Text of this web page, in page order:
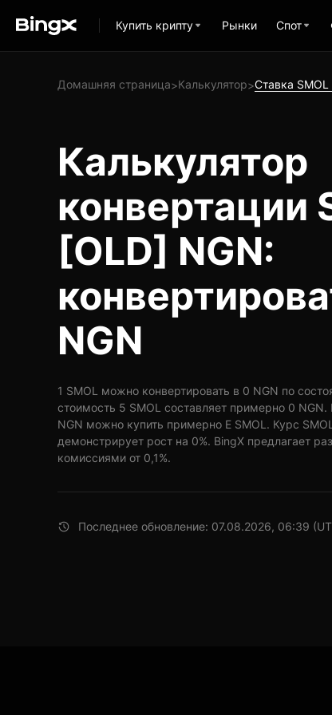
Купить крипту Рынки Спот
Домашняя страница>Калькулятор>Ставка SMOL
Калькулятор
конвертации
[OLD] NGN:
NGN
1 SMOL можно конвертировать в 0 NGN по
стоимость 5 SMOL составляет примерно 0
NGN можно купить примерно E SMOL. Курс
демонстрирует рост на 0%. BingX предлагает
комиссиями от 0,1%.
Последнее обновление: 07.08.2026, 06:39